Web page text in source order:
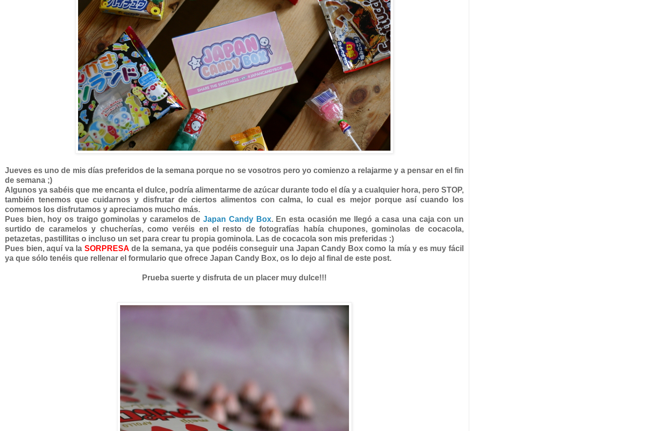
Jueves es uno de mis días preferidos de la semana porque no se vosotros pero yo comienzo a relajarme y a pensar en el fin
de semana ;)
Algunos ya sabéis que me encanta el dulce, podría alimentarme de azúcar durante todo el día y a cualquier hora, pero STOP,
también tenemos que cuidarnos y disfrutar de ciertos alimentos con calma, lo cual es mejor porque así cuando los
comemos los disfrutamos y apreciamos mucho más.
Pues bien, hoy os traigo gominolas y caramelos deJapan Candy Box. En esta ocasión me llegó a casa una caja con un
surtido de caramelos y chucherías, como veréis en el resto de fotografías había chupones, gominolas de cocacola,
petazetas, pastillitas o incluso un set para crear tu propia gominola. Las de cocacola son mis preferidas :)
Pues bien, aquí va laSORPRESA de la semana, ya que podéis conseguir una Japan Candy Box como la mía y es muy fácil
ya que sólo tenéis que rellenar el formulario que ofrece Japan Candy Box, os lo dejo al final de este post.
Prueba suerte y disfruta de un placer muy dulce!!!